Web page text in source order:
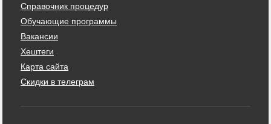
Справочник процедур
Обучающие программы
Вакансии
Хештеги
Карта сайта
Скидки в телеграм